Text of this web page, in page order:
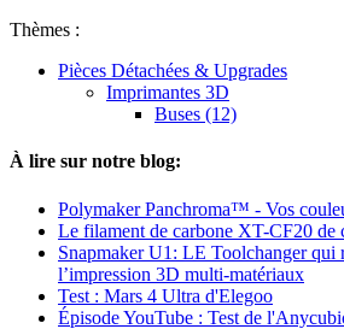
Thèmes :
Pièces Détachées & Upgrades
Imprimantes 3D
Buses (12)
À lire sur notre blog:
Polymaker Panchroma™ - Vos
Le filament de carbone XT-CF20 de
Snapmaker U1: LE Toolchanger qui
l’impression 3D multi-matériaux
Test : Mars 4 Ultra d'Elegoo
Épisode YouTube : Test de